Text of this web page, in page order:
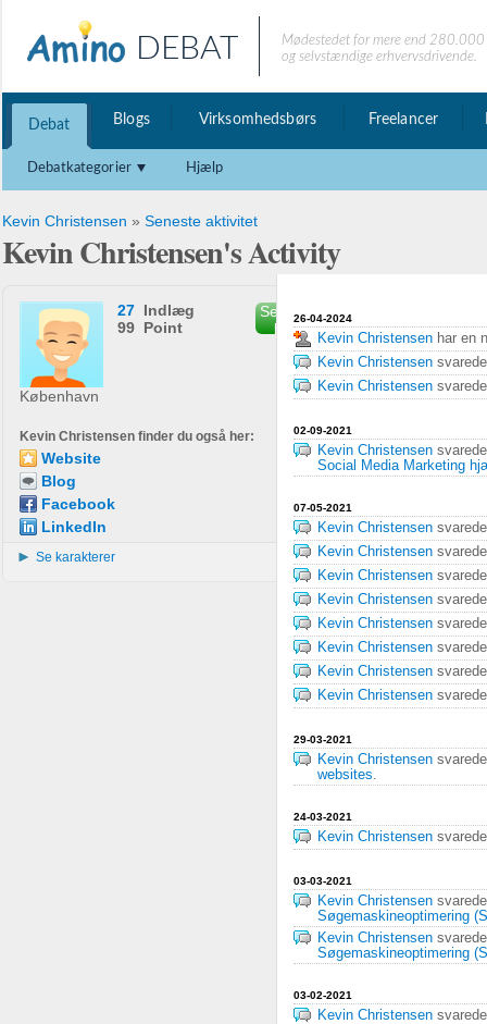
DEBAT
Mødestedet for mere end
og selvstændige erhvervsdrivende.
Debat Blogs Virksomhedsbørs Freelancer
Debatkategorier Hjælp
Kevin Christensen » Seneste aktivitet
Kevin Christensen's Activity
København
27 Indlæg
99 Point
Send privat
besked
Kevin Christensen finder du også her:
Website
Blog
Facebook
LinkedIn
Se karakterer
26-04-2024
Kevin Christensen har en
Kevin Christensen
Kevin Christensen
02-09-2021
Kevin Christensen
Social Media Marketing
07-05-2021
Kevin Christensen
Kevin Christensen
Kevin Christensen
Kevin Christensen
Kevin Christensen
Kevin Christensen
Kevin Christensen
Kevin Christensen
29-03-2021
Kevin Christensen
websites.
24-03-2021
Kevin Christensen
03-03-2021
Kevin Christensen
Søgemaskineoptimering
Kevin Christensen
Søgemaskineoptimering
03-02-2021
Kevin Christensen